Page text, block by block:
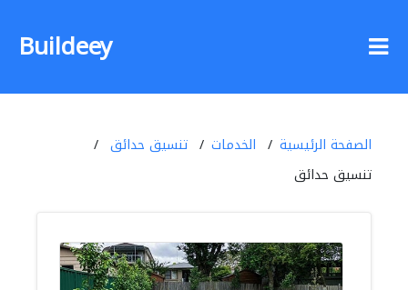
Buildeey
الصفحة الرئيسية الخدمات
تنسيق حدائق
تنسيق حدائق